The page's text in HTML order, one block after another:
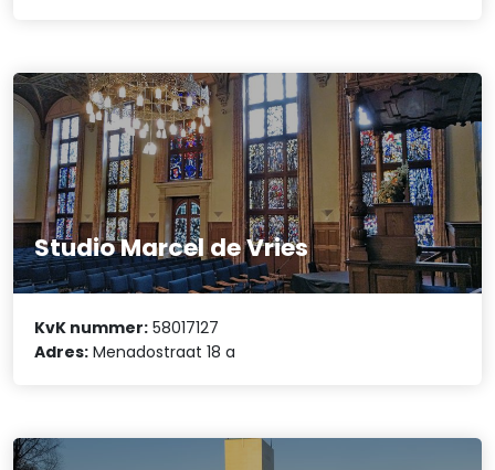
Studio Marcel de Vries
KvK nummer: 58017127
Adres: Menadostraat 18 a